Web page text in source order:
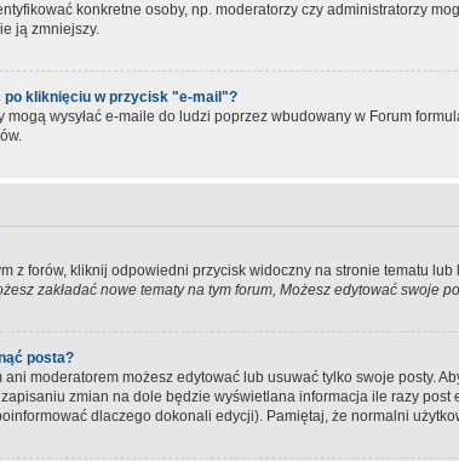
konkretne osoby, np. moderatorzy czy administratorzy
ją zmniejszy.
po kliknięciu w przycisk "e-mail"?
wysyłać e-maile do ludzi poprzez wbudowany w Forum
z forów, kliknij odpowiedni przycisk widoczny na stronie tematu
zakładać nowe tematy na tym forum, Możesz edytować swoje
posta?
moderatorem możesz edytować lub usuwać tylko swoje posty.
zmian na dole będzie wyświetlana informacja ile razy
dlaczego dokonali edycji). Pamiętaj, że normalni